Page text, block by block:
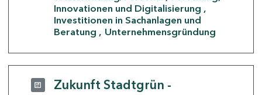
Innovationen und Digitalisierung
Investitionen in Sachanlagen und
Beratung
Unternehmensgründung
Zukunft Stadtgrün -